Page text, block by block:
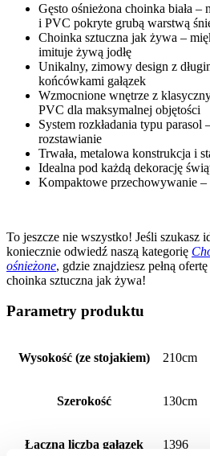
Gęsto ośnieżona choinka biała –
i PVC pokryte grubą warstwą
Choinka sztuczna jak żywa –
imituje żywą jodłę
Unikalny, zimowy design z
końcówkami gałązek
Wzmocnione wnętrze z
PVC dla maksymalnej objętości
System rozkładania typu
rozstawianie
Trwała, metalowa konstrukcja i
Idealna pod każdą dekorację
Kompaktowe przechowywanie –
To jeszcze nie wszystko! Jeśli szukasz
koniecznie odwiedź naszą kategorię
ośnieżone, gdzie znajdziesz pełną
choinka sztuczna jak żywa!
Parametry produktu
Wysokość (ze stojakiem) 210cm
Szerokość 130cm
Łączna liczba gałązek 1396